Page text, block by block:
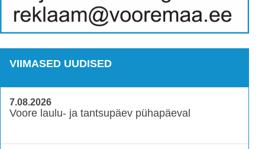
VIIMASED UUDISED
7.08.2026
Voore laulu- ja tantsupäev pühapäeval